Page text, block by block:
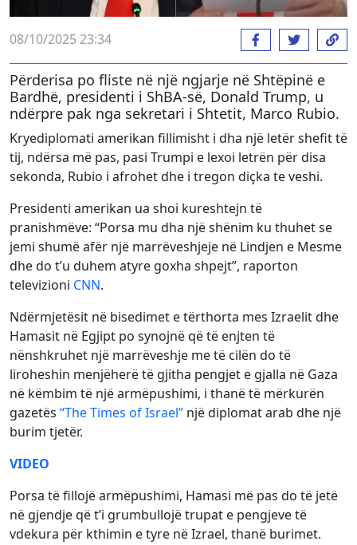
08/10/2025 23:34
Përderisa po fliste në një ngjarje në Shtëpinë e
Bardhë, presidenti i ShBA-së, Donald Trump, u
ndërpre pak nga sekretari i Shtetit, Marco Rubio.
Kryediplomati amerikan fillimisht i dha një letër shefit të
tij, ndërsa më pas, pasi Trumpi e lexoi letrën për disa
sekonda, Rubio i afrohet dhe i tregon diçka te veshi.
Presidenti amerikan ua shoi kureshtejn të
pranishmëve: “Porsa mu dha një shënim ku thuhet se
jemi shumë afër një marrëveshjeje në Lindjen e Mesme
dhe do t’u duhem atyre goxha shpejt”, raporton
televizioni CNN.
Ndërmjetësit në bisedimet e tërthorta mes Izraelit dhe
Hamasit në Egjipt po synojnë që të enjten të
nënshkruhet një marrëveshje me të cilën do të
liroheshin menjëherë të gjitha pengjet e gjalla në Gaza
në këmbim të një armëpushimi, i thanë të mërkurën
gazetës “The Times of Israel” një diplomat arab dhe një
burim tjetër.
VIDEO
Porsa të fillojë armëpushimi, Hamasi më pas do të jetë
në gjendje që t’i grumbullojë trupat e pengjeve të
vdekura për kthimin e tyre në Izrael, thanë burimet.